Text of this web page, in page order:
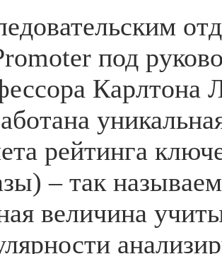
под
Карлтона
рейтинга
– так
величина